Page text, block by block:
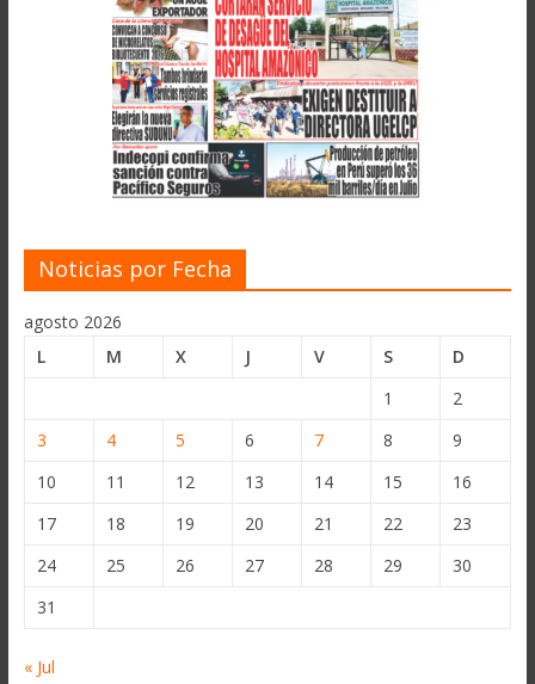
Noticias por Fecha
agosto 2026
L
M X J V S
D
1
2
3
4 5 6 7 8
9
10
11 12 13 14 15
16
17
18 19 20 21 22
23
24
25 26 27 28 29
30
31
« Jul